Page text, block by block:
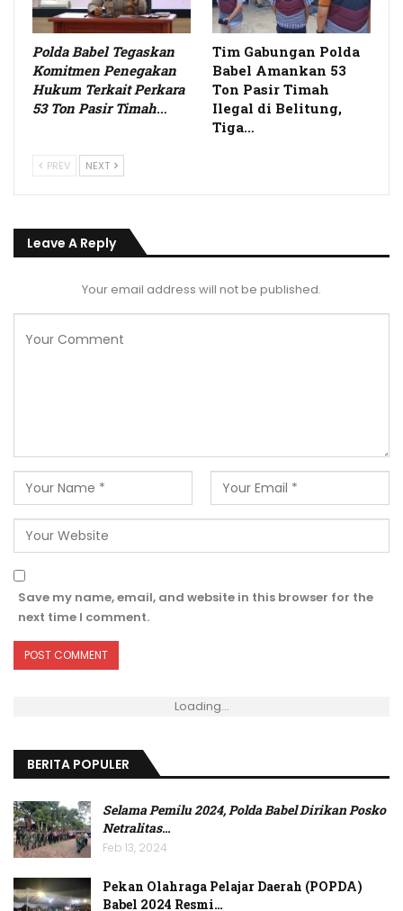
Polda Babel Tegaskan
Komitmen Penegakan
Hukum Terkait Perkara
53 Ton Pasir Timah…
Tim Gabungan Polda
Babel Amankan 53
Ton Pasir Timah
Ilegal di Belitung,
Tiga…
PREV NEXT
Leave A Reply
Your email address will not be published.
Save my name, email, and website in this browser for the
next time I comment.
Loading...
BERITA POPULER
Selama Pemilu 2024, Polda Babel Dirikan Posko
Netralitas…
Feb 13, 2024
Pekan Olahraga Pelajar Daerah (POPDA)
Babel 2024 Resmi…